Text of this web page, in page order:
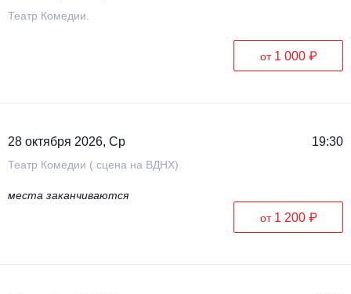
Театр Комедии.
от 1 000 ₽
28 октября 2026, Ср 19:30
Театр Комедии ( сцена на ВДНХ)
места заканчиваются
от 1 200 ₽